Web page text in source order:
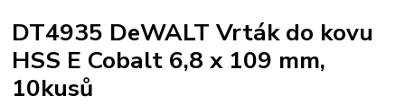
DT4935 DeWALT Vrták do kovu
HSS E Cobalt 6,8 x 109 mm,
10kusů